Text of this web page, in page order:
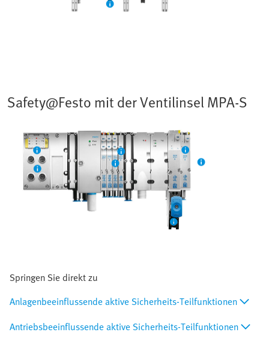
Safety@Festo mit der Ventilinsel MPA-S
Springen Sie direkt zu
Anlagenbeeinflussende aktive Sicherheits-Teilfunktionen
Antriebsbeeinflussende aktive Sicherheits-Teilfunktionen